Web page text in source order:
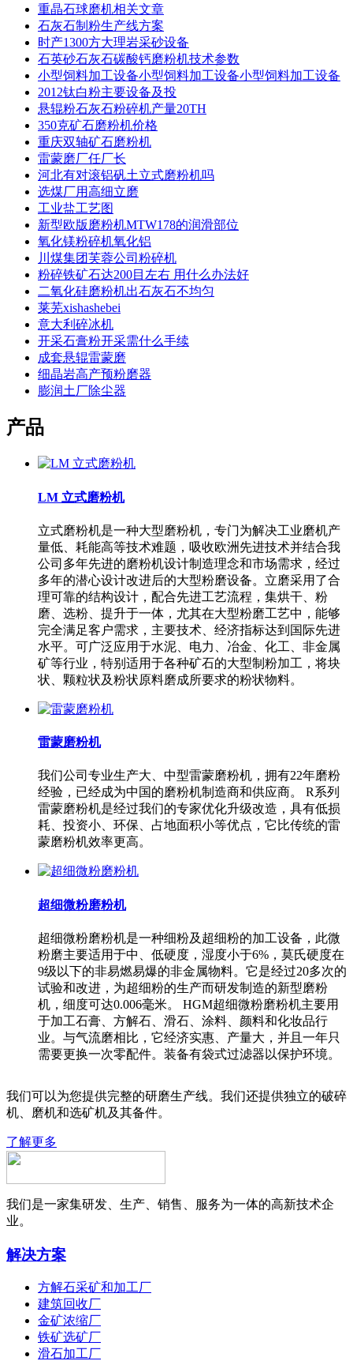
重晶石球磨机相关文章
石灰石制粉生产线方案
时产1300方大理岩采砂设备
石英砂石灰石碳酸钙磨粉机技术参数
小型饲料加工设备小型饲料加工设备小型饲料加工设备
2012钛白粉主要设备及投
悬辊粉石灰石粉碎机产量20TH
350克矿石磨粉机价格
重庆双轴矿石磨粉机
雷蒙磨厂任厂长
河北有对滚铝矾土立式磨粉机吗
选煤厂用高细立磨
工业盐工艺图
新型欧版磨粉机MTW178的润滑部位
氧化镁粉碎机氧化铝
川煤集团芙蓉公司粉碎机
粉碎铁矿石达200目左右 用什么办法好
二氧化硅磨粉机出石灰石不均匀
莱芜xishashebei
意大利碎冰机
开采石膏粉开采需什么手续
成套悬辊雷蒙磨
细晶岩高产预粉磨器
膨润土厂除尘器
产品
LM 立式磨粉机
立式磨粉机是一种大型磨粉机，专门为解决工业磨机产
量低、耗能高等技术难题，吸收欧洲先进技术并结合我
公司多年先进的磨粉机设计制造理念和市场需求，经过
多年的潜心设计改进后的大型粉磨设备。立磨采用了合
理可靠的结构设计，配合先进工艺流程，集烘干、粉
磨、选粉、提升于一体，尤其在大型粉磨工艺中，能够
完全满足客户需求，主要技术、经济指标达到国际先进
水平。可广泛应用于水泥、电力、冶金、化工、非金属
矿等行业，特别适用于各种矿石的大型制粉加工，将块
状、颗粒状及粉状原料磨成所要求的粉状物料。
雷蒙磨粉机
我们公司专业生产大、中型雷蒙磨粉机，拥有22年磨粉
经验，已经成为中国的磨粉机制造商和供应商。 R系列
雷蒙磨粉机是经过我们的专家优化升级改造，具有低损
耗、投资小、环保、占地面积小等优点，它比传统的雷
蒙磨粉机效率更高。
超细微粉磨粉机
超细微粉磨粉机是一种细粉及超细粉的加工设备，此微
粉磨主要适用于中、低硬度，湿度小于6%，莫氏硬度在
9级以下的非易燃易爆的非金属物料。它是经过20多次的
试验和改进，为超细粉的生产而研发制造的新型磨粉
机，细度可达0.006毫米。 HGM超细微粉磨粉机主要用
于加工石膏、方解石、滑石、涂料、颜料和化妆品行
业。与气流磨相比，它经济实惠、产量大，并且一年只
需要更换一次零配件。装备有袋式过滤器以保护环境。
我们可以为您提供完整的研磨生产线。我们还提供独立的破碎
机、磨机和选矿机及其备件。
了解更多
我们是一家集研发、生产、销售、服务为一体的高新技术企
业。
解决方案
方解石采矿和加工厂
建筑回收厂
金矿浓缩厂
铁矿选矿厂
滑石加工厂